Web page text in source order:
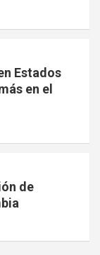
Estados
en el
de